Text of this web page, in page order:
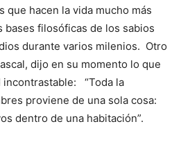
que hacen la vida mucho más
bases filosóficas de los sabios
durante varios milenios. Otro
dijo en su momento lo que
incontrastable: “Toda la
proviene de una sola cosa:
dentro de una habitación”.